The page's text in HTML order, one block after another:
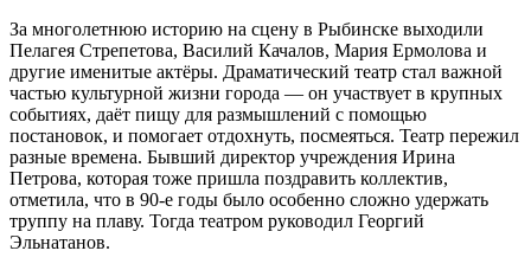
За многолетнюю историю на сцену в Рыбинске выходили
Пелагея Стрепетова, Василий Качалов, Мария Ермолова и
другие именитые актёры. Драматический театр стал важной
частью культурной жизни города — он участвует в крупных
событиях, даёт пищу для размышлений с помощью
постановок, и помогает отдохнуть, посмеяться. Театр пережил
разные времена. Бывший директор учреждения Ирина
Петрова, которая тоже пришла поздравить коллектив,
отметила, что в 90-е годы было особенно сложно удержать
труппу на плаву. Тогда театром руководил Георгий
Эльнатанов.